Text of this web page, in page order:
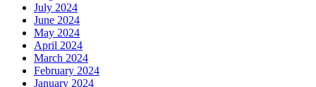
July 2024
June 2024
May 2024
April 2024
March 2024
February 2024
January 2024